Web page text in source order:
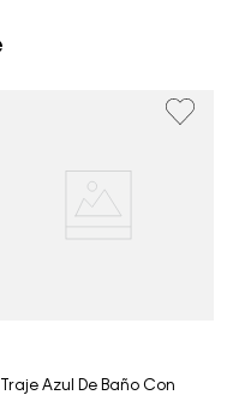
tras la recepción.
en ropa interior y
Traje Azul De Baño Con